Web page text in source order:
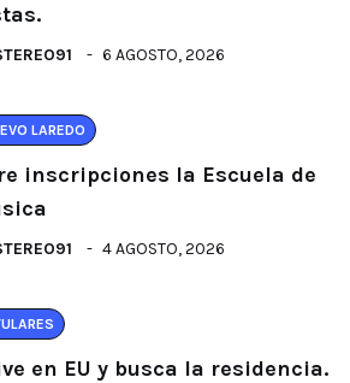
6 AGOSTO, 2026
LAREDO
inscripciones la Escuela de
4 AGOSTO, 2026
en EU y busca la residencia.